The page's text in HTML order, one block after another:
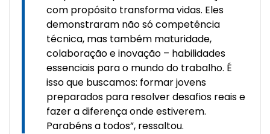
com propósito transforma vidas. Eles
demonstraram não só competência
técnica, mas também maturidade,
colaboração e inovação – habilidades
essenciais para o mundo do trabalho. É
isso que buscamos: formar jovens
preparados para resolver desafios reais e
fazer a diferença onde estiverem.
Parabéns a todos”, ressaltou.